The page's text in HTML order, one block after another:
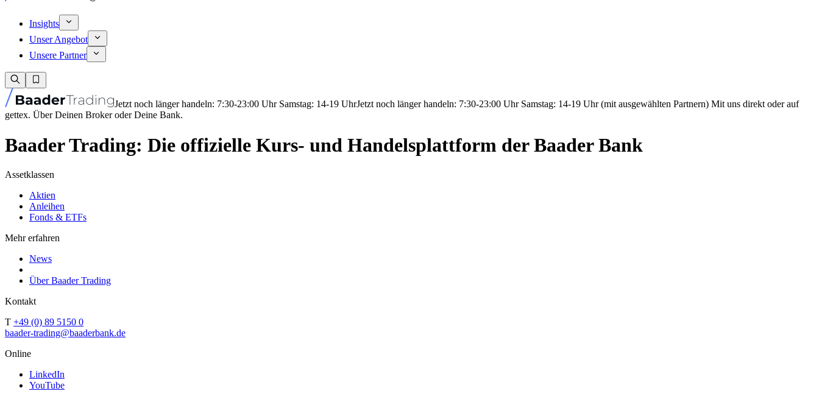
Insights
Unser Angebot
Unsere Partner
Jetzt noch länger handeln: 7:30-23:00 Uhr Samstag: 14-19 UhrJetzt noch länger handeln: 7:30-23:00 Uhr Samstag: 14-19 Uhr (mit ausgewählten Partnern) Mit uns direkt oder auf
gettex. Über Deinen Broker oder Deine Bank.
Baader Trading: Die offizielle Kurs- und Handelsplattform der Baader Bank
Assetklassen
Aktien
Anleihen
Fonds & ETFs
Mehr erfahren
News
Über Baader Trading
Kontakt
T +49 (0) 89 5150 0
baader-trading@baaderbank.de
Online
LinkedIn
YouTube